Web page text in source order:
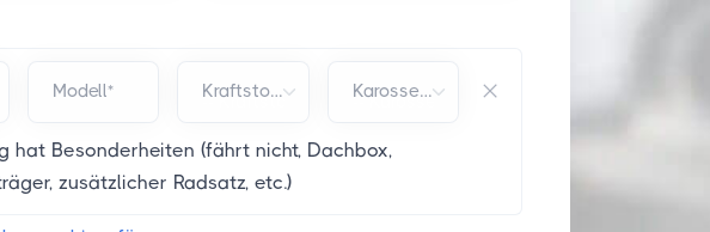
Modell* Kraftstoffart* Karosserie*
hat Besonderheiten (fährt nicht, Dachbox,
zusätzlicher Radsatz, etc.)